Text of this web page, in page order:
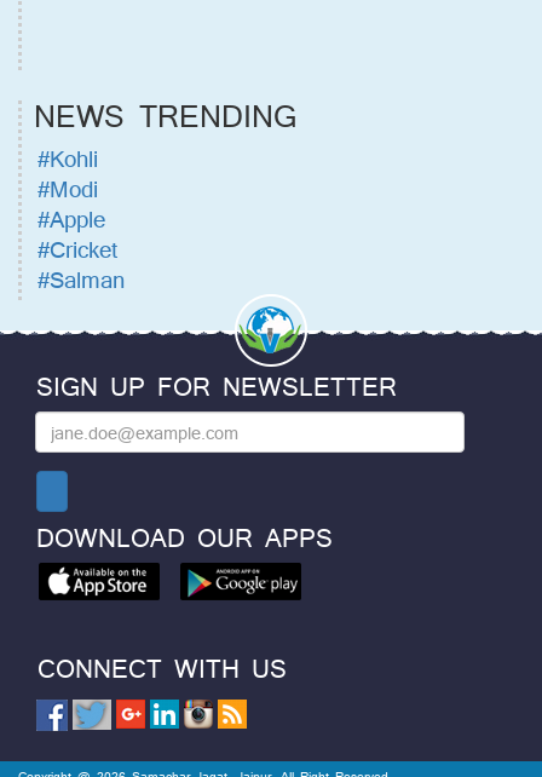
NEWS TRENDING
#Kohli
#Modi
#Apple
#Cricket
#Salman
SIGN UP FOR NEWSLETTER
DOWNLOAD OUR APPS
CONNECT WITH US